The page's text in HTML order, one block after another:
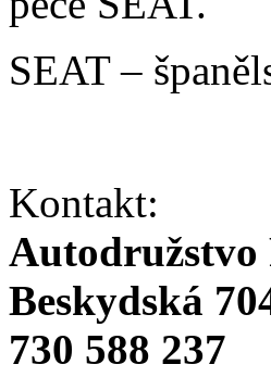
SEAT –
Kontakt:
Beskydská
730 588 237